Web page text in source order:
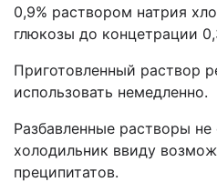
0,9% раствором натрия
глюкозы до концетрации
Приготовленный раствор
использовать немедленно.
Разбавленные растворы
холодильник ввиду
преципитатов.